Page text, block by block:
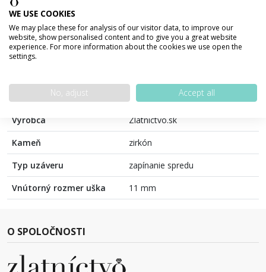
Výška
Šírka
7 mm
Materiál
ZLATO 585/1000 14 karátov
Výrobca
Zlatnictvo.sk
Kameň
zirkón
Typ uzáveru
zapínanie spredu
Vnútorný rozmer uška
11 mm
O SPOLOČNOSTI
WE USE COOKIES
We may place these for analysis of our visitor data, to improve our
website, show personalised content and to give you a great website
experience. For more information about the cookies we use open the
settings.
No, adjust Accept all